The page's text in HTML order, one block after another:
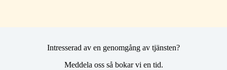
Intresserad av en genomgång av tjänsten?
Meddela oss så bokar vi en tid.